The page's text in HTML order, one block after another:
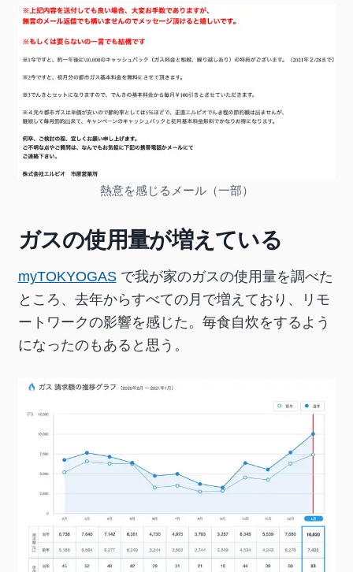
熱意を感じるメール（一部）
ガスの使用量が増えている
myTOKYOGASで我が家のガスの使用量を調べた
ところ、去年からすべての月で増えており、リモ
ートワークの影響を感じた。毎食自炊をするよう
になったのもあると思う。